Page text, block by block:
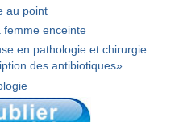
au point
femme enceinte
en pathologie et chirurgie
des antibiotiques»